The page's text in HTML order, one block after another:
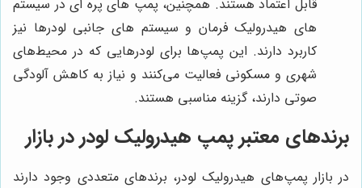
قابل اعتماد هستند. همچنین، پمپ های پره ای در سیستم
های هیدرولیک فرمان و سیستم های جانبی لودرها نیز
کاربرد دارند. این پمپ‌ها برای لودرهایی که در محیط‌های
شهری و مسکونی فعالیت می‌کنند و نیاز به کاهش آلودگی
صوتی دارند، گزینه مناسبی هستند.
برندهای معتبر پمپ هیدرولیک لودر در بازار
در بازار پمپ‌های هیدرولیک لودر، برندهای متعددی وجود دارند